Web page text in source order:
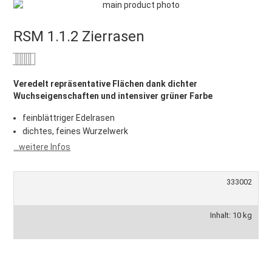
RSM 1.1.2 Zierrasen
Veredelt repräsentative Flächen dank dichter
Wuchseigenschaften und intensiver grüner Farbe
feinblättriger Edelrasen
dichtes, feines Wurzelwerk
...weitere Infos
333002
Inhalt: 10 kg